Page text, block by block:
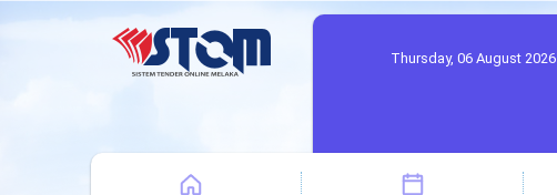
Thursday, 06 August 2026